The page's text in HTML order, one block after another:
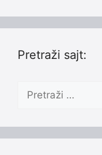
Pretraži sajt: